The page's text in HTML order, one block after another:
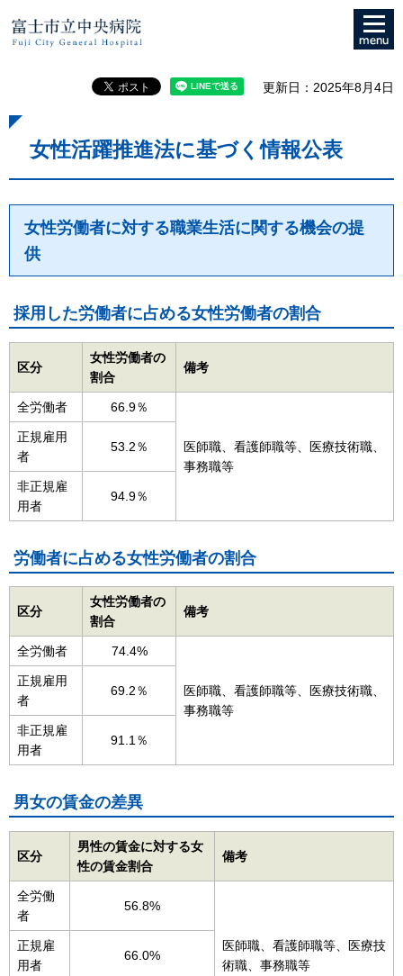
富士市立中央病院
メニュ
ー
更新日：2025年8月4日
女性活躍推進法に基づく情報公表
女性労働者に対する職業生活に関する機会の提
供
採用した労働者に占める女性労働者の割合
区分
女性労働者の
割合
備考
全労働者 66.9％
医師職、看護師職等、医療技術職、
事務職等
正規雇用
者
53.2％
非正規雇
用者
94.9％
労働者に占める女性労働者の割合
区分
女性労働者の
割合
備考
全労働者 74.4%
医師職、看護師職等、医療技術職、
事務職等
正規雇用
者
69.2％
非正規雇
用者
91.1％
男女の賃金の差異
区分
男性の賃金に対する女
性の賃金割合
備考
全労働
者
56.8%
医師職、看護師職等、医療技
術職、事務職等
正規雇
用者
66.0%